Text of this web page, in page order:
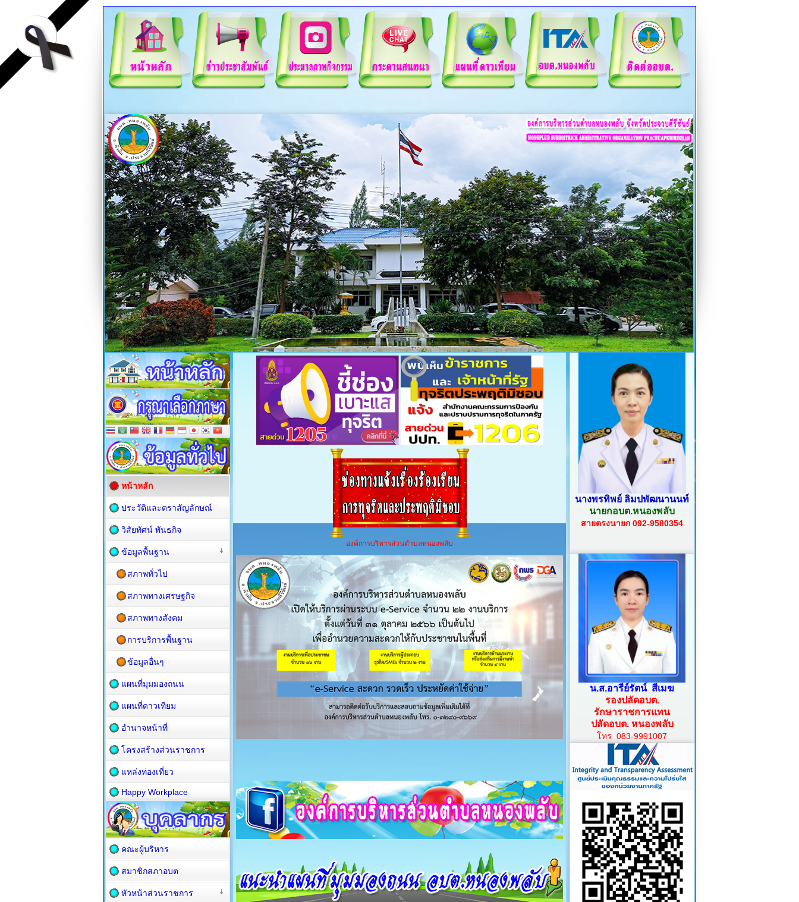
องค์การบริหารส่วนตำบลหนองพลับ
หน้าหลัก
ประวัติและตราสัญลักษณ์
วิสัยทัศน์ พันธกิจ
ข้อมูลพื้นฐาน
สภาพทั่วไป
สภาพทางเศรษฐกิจ
สภาพทางสังคม
การบริการพื้นฐาน
ข้อมูลอื่นๆ
แผนที่มุมมองถนน
แผนที่ดาวเทียม
อำนาจหน้าที่
โครงสร้างส่วนราชการ
แหล่งท่องเที่ยว
Happy Workplace
คณะผู้บริหาร
สมาชิกสภาอบต
หัวหน้าส่วนราชการ
นางพรทิพย์ ลิมปพัฒนานนท์
นายกอบต.หนองพลับ
สายตรงนายก 092-9580354
น.ส.อารีย์รัตน์ สีเมฆ
รองปลัดอบต.
รักษาราชการแทน
ปลัดอบต. หนองพลับ
โทร 083-9991007